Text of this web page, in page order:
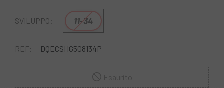
SVILUPPO: 11-34
REF: DQECSHG508134P